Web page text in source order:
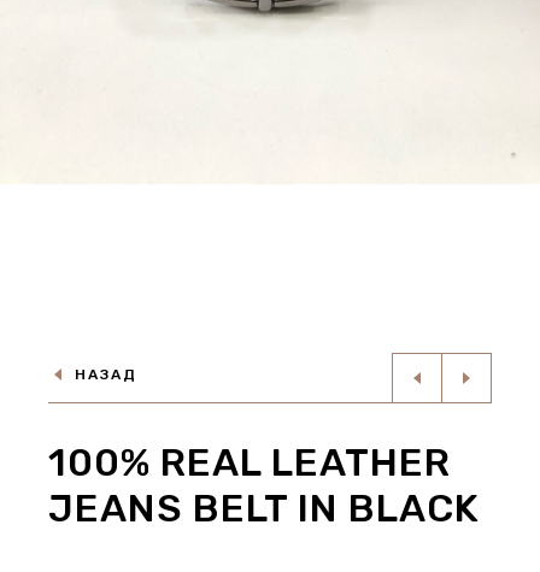
НАЗАД
100% REAL LEATHER
JEANS BELT IN BLACK